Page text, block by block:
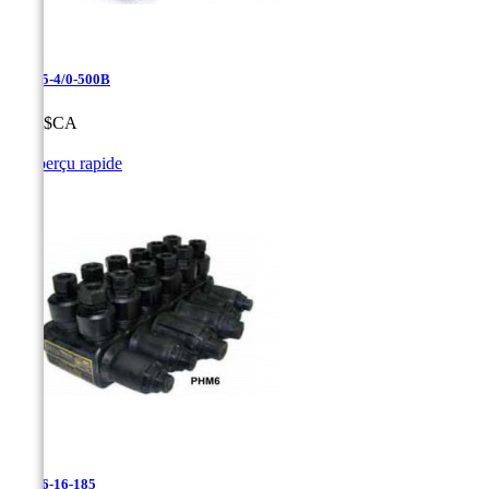
PHM5-4/0-500B
0,00 $CA
Aperçu rapide
PHM6-16-185